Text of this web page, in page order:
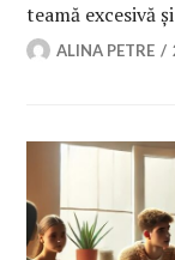
teamă excesivă
ALINA PETRE